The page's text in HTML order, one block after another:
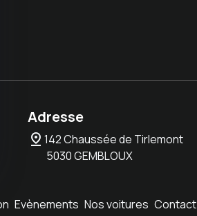
Adresse
pin_drop 142 Chaussée de Tirlemont
5030 GEMBLOUX
Evènements Nos voitures Contact